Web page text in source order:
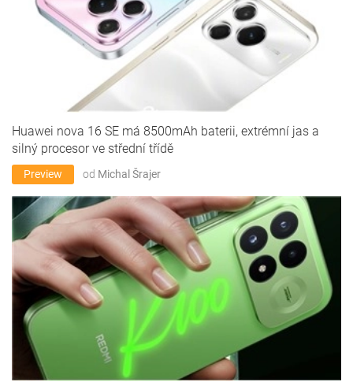
Huawei nova 16 SE má 8500mAh baterii, extrémní jas a
silný procesor ve střední třídě
Preview od Michal Šrajer